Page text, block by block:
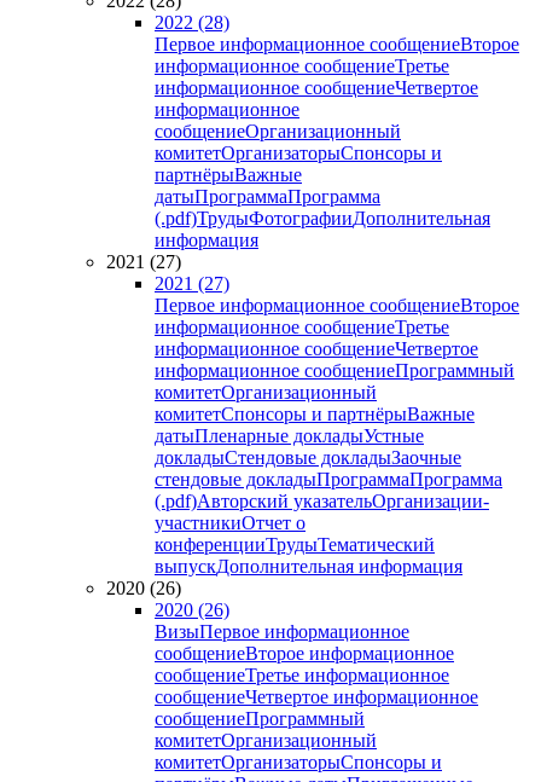
2022 (28)
Первое информационное сообщениеВторое
информационное сообщениеТретье
информационное сообщениеЧетвертое
информационное
сообщениеОрганизационный
комитетОрганизаторыСпонсоры и
партнёрыВажные
датыПрограммаПрограмма
(.pdf)ТрудыФотографииДополнительная
информация
2021 (27)
2021 (27)
Первое информационное сообщениеВторое
информационное сообщениеТретье
информационное сообщениеЧетвертое
информационное сообщениеПрограммный
комитетОрганизационный
комитетСпонсоры и партнёрыВажные
датыПленарные докладыУстные
докладыСтендовые докладыЗаочные
стендовые докладыПрограммаПрограмма
(.pdf)Авторский указательОрганизации-
участникиОтчет о
конференцииТрудыТематический
выпускДополнительная информация
2020 (26)
2020 (26)
ВизыПервое информационное
сообщениеВторое информационное
сообщениеТретье информационное
сообщениеЧетвертое информационное
сообщениеПрограммный
комитетОрганизационный
комитетОрганизаторыСпонсоры и